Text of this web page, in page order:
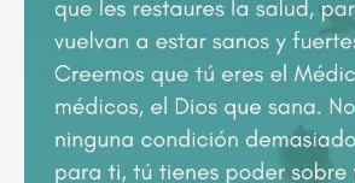
descanso